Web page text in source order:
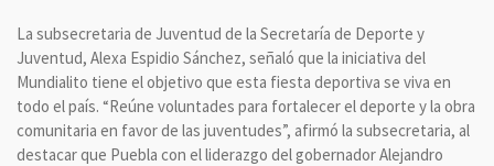
La subsecretaria de Juventud de la Secretaría de Deporte y
Juventud, Alexa Espidio Sánchez, señaló que la iniciativa del
Mundialito tiene el objetivo que esta fiesta deportiva se viva en
todo el país. “Reúne voluntades para fortalecer el deporte y la obra
comunitaria en favor de las juventudes”, afirmó la subsecretaria, al
destacar que Puebla con el liderazgo del gobernador Alejandro